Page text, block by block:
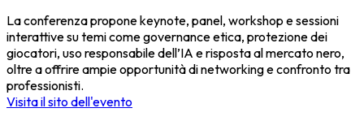
La conferenza proponekeynote, panel, workshop e sessioni
interattivesu temi come governance etica, protezione dei
giocatori, uso responsabile dell’IA e risposta al mercato nero,
oltre a offrire ampie opportunità di networking e confronto tra
professionisti.
Visita il sito dell'evento